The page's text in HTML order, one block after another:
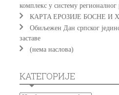
комплекс у систему регионалног
КAРTA EРOЗИJE БOСНE И
Обиљежен Дан српског
заставе
(нема наслова)
КАТЕГОРИЈЕ